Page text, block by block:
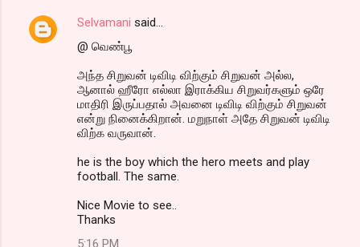
Selvamani said…
@ வெண்பூ
அந்த சிறுவன் டிவிடி விற்கும் சிறுவன் அல்ல,
ஆனால் ஹீரோ எல்லா இராக்கிய சிறுவர்களும் ஒரே
மாதிரி இருப்பதால் அவனை டிவிடி விற்கும் சிறுவன்
என்று நினைக்கிறான். மறுநாள் அதே சிறுவன் டிவிடி
விற்க வருவான்.
he is the boy which the hero meets and play
football. The same.
Nice Movie to see..
Thanks
5:16 PM